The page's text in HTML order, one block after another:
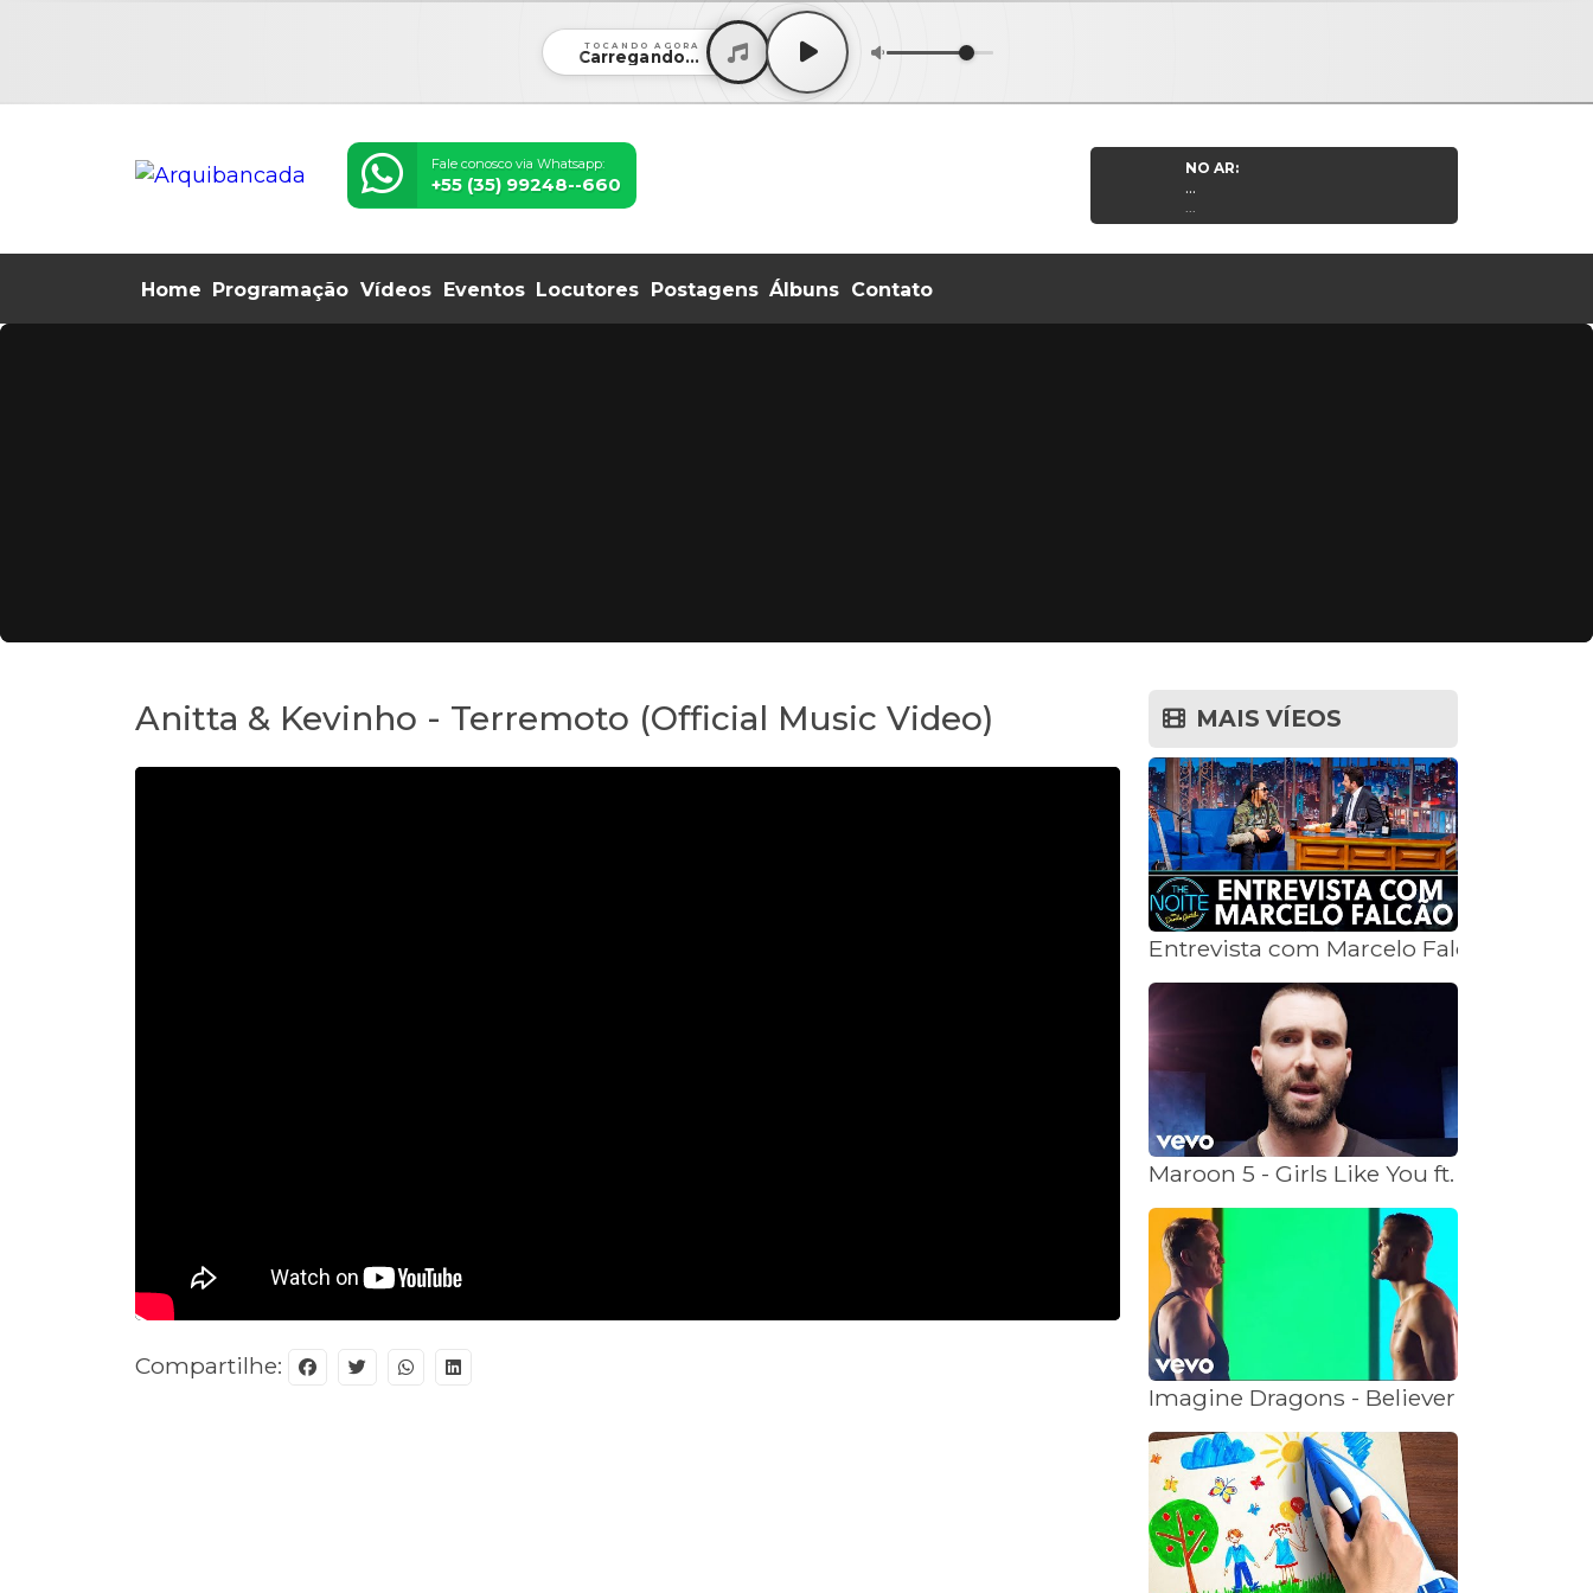
TOCANDO AGORA
Carregando...
Fale conosco via Whatsapp:
+55 (35) 99248--660
NO AR:
...
Home Programação Vídeos Eventos Locutores Postagens Álbuns Contato
Anitta & Kevinho - Terremoto (Official Music Video)
Compartilhe:
MAIS VÍEOS
Entrevista com Marcelo Falcão| The
Maroon 5 - Girls Like You ft. Cardi B
Imagine Dragons - Believer